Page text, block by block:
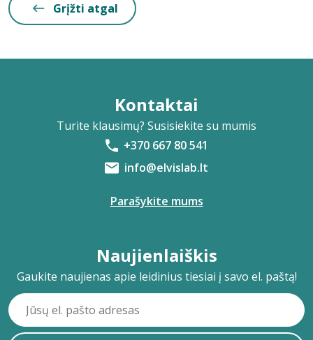
Grįžti atgal
Kontaktai
Turite klausimų? Susisiekite su mumis
+370 667 80 541
info@elvislab.lt
Parašykite mums
Naujienlaiškis
Gaukite naujienas apie leidinius tiesiai į savo el. paštą!